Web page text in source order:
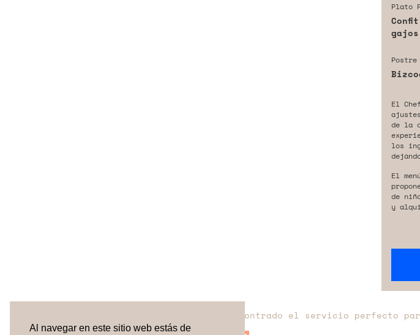
Al navegar en este sitio web estás de
Plato
Postre
El
de la
los
El
de
y
¿No has encontrado el servicio perfecto